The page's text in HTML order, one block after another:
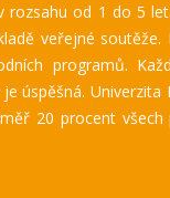
od 1 do 5
veřejné
programů.
úspěšná. Univerzita
20 procent všech